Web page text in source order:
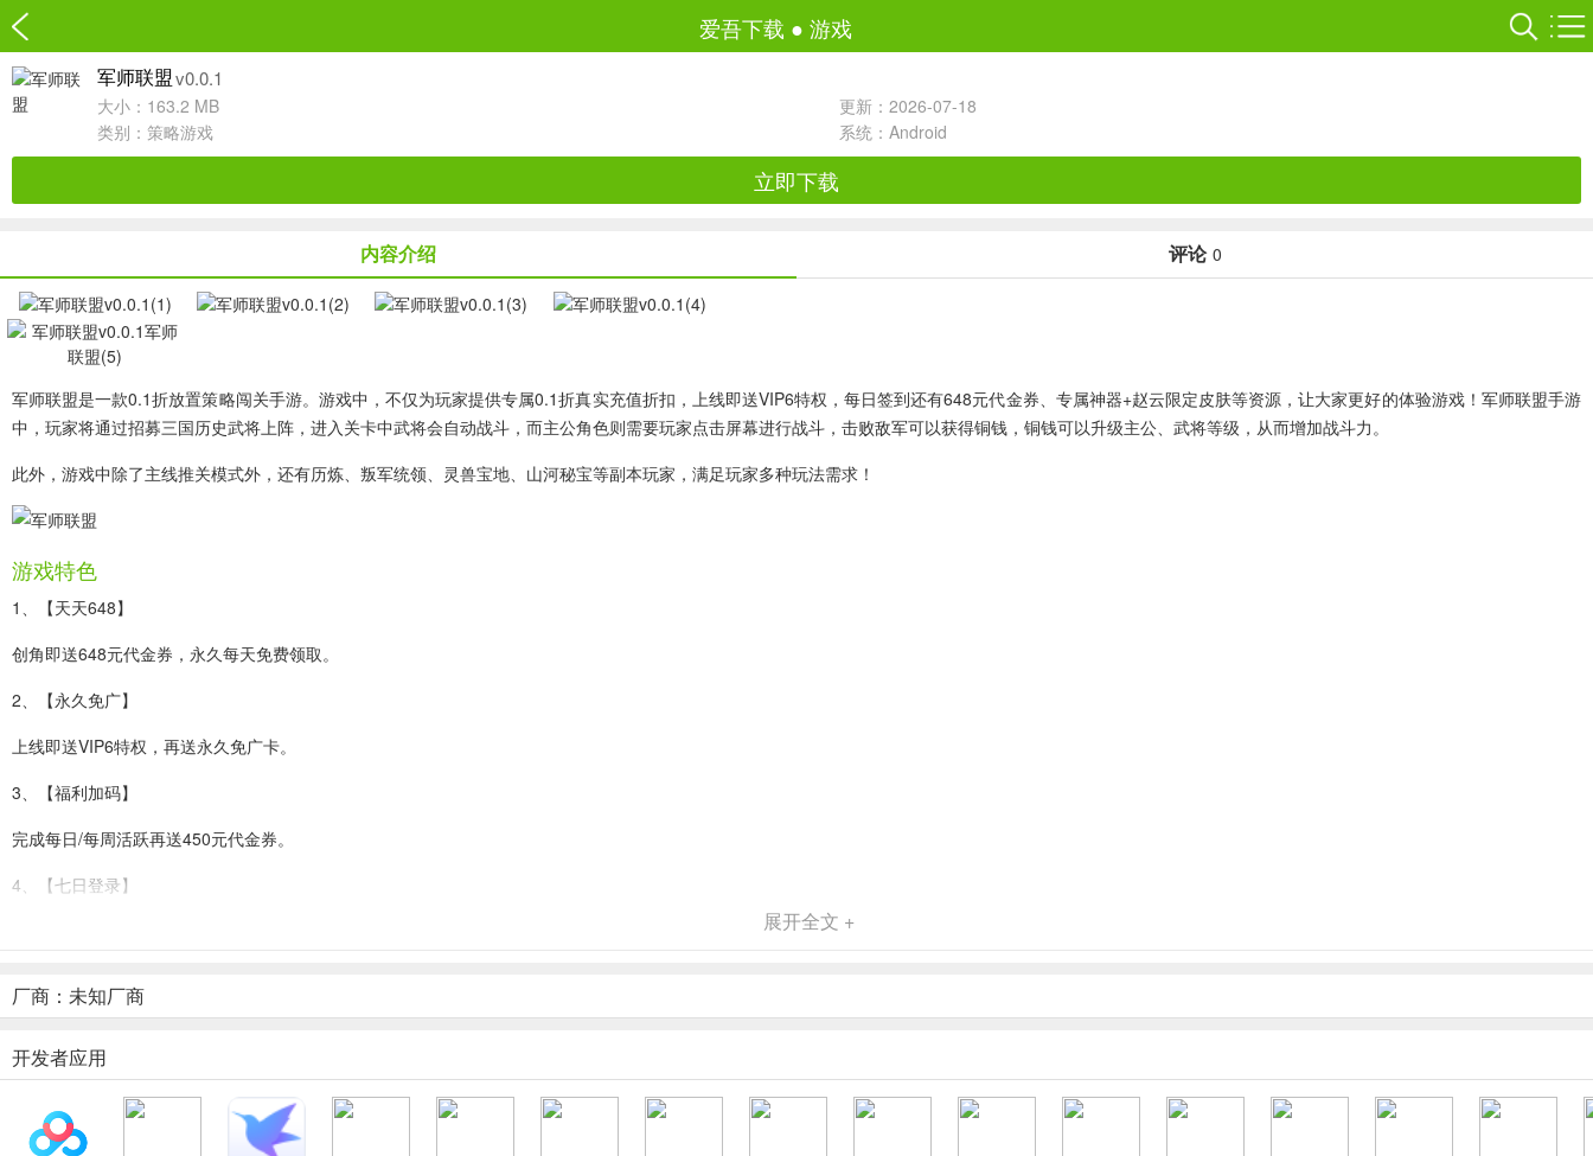
爱吾下载 ● 游戏
军师联盟v0.0.1
大小：163.2 MB
更新：2026-07-18
类别： 策略游戏 系统：Android
立即下载
内容介绍 评论 0
军师联盟是一款0.1折放置策略闯关手游。游戏中，不仅为玩家提供专属0.1折真实充值折扣，上线即送VIP6特权，每日签到还有648元代金券、专属神器+赵云限定皮肤等资源，让大家更好的体验游戏！军师联盟手游
中，玩家将通过招募三国历史武将上阵，进入关卡中武将会自动战斗，而主公角色则需要玩家点击屏幕进行战斗，击败敌军可以获得铜钱，铜钱可以升级主公、武将等级，从而增加战斗力。
此外，游戏中除了主线推关模式外，还有历炼、叛军统领、灵兽宝地、山河秘宝等副本玩家，满足玩家多种玩法需求！
游戏特色
1、【天天648】
创角即送648元代金券，永久每天免费领取。
2、【永久免广】
上线即送VIP6特权，再送永久免广卡。
3、【福利加码】
完成每日/每周活跃再送450元代金券。
4、【七日登录】
开服七日冲目标，助力赵云直升10星战力狂飙。
6、【代金月卡】
购买6元贵族周卡、30元贵族月卡，每日各领328元代金券。
展开全文 +
厂商：未知厂商
开发者应用